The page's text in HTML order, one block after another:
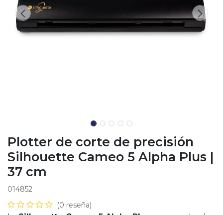
Plotter de corte de precisión
Silhouette Cameo 5 Alpha Plus |
37 cm
014852
(0 reseña)